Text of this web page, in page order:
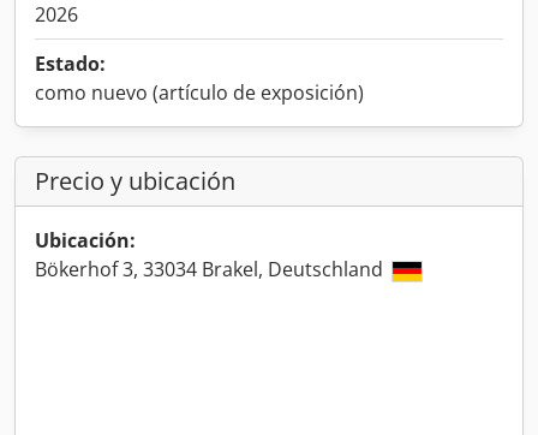
2026
Estado:
como nuevo (artículo de exposición)
Precio y ubicación
Ubicación:
Bökerhof 3, 33034 Brakel, Deutschland